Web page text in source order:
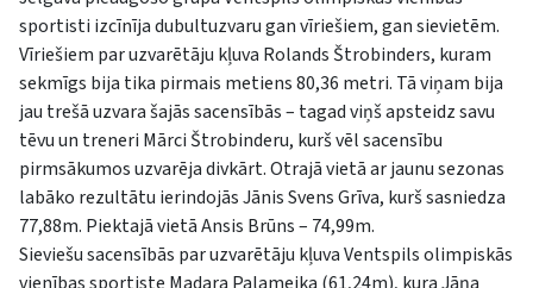
sportisti izcīnīja dubultuzvaru gan vīriešiem, gan sievietēm.
Vīriešiem par uzvarētāju kļuva Rolands Štrobinders, kuram
sekmīgs bija tika pirmais metiens 80,36 metri. Tā viņam bija
jau trešā uzvara šajās sacensībās – tagad viņš apsteidz savu
tēvu un treneri Mārci Štrobinderu, kurš vēl sacensību
pirmsākumos uzvarēja divkārt. Otrajā vietā ar jaunu sezonas
labāko rezultātu ierindojās Jānis Svens Grīva, kurš sasniedza
77,88m. Piektajā vietā Ansis Brūns – 74,99m.
Sieviešu sacensībās par uzvarētāju kļuva Ventspils olimpiskās